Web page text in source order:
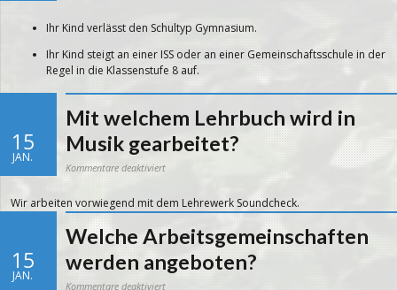
mein
Kind
Probejahr
nicht
besteht?
Ihr Kind verlässt den Schultyp Gymnasium.
Ihr Kind steigt an einer ISS oder an einer Gemeinschaftsschule in der
Regel in die Klassenstufe 8 auf.
15
JAN.
Mit welchem Lehrbuch wird in
Musik gearbeitet?
Kommentare deaktiviertfür
wird
in
gearbeitet?
Wir arbeiten vorwiegend mit dem Lehrewerk Soundcheck.
15
JAN.
Welche Arbeitsgemeinschaften
werden angeboten?
Kommentare deaktiviertfür